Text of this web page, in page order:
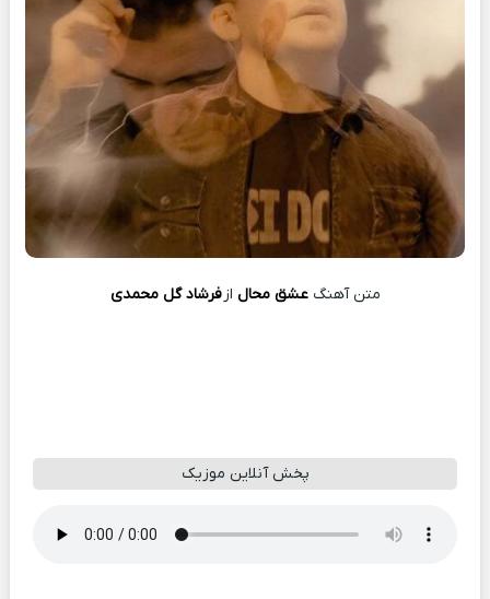
متن آهنگعشق محال ازفرشاد گل محمدی
پخش آنلاین موزیک